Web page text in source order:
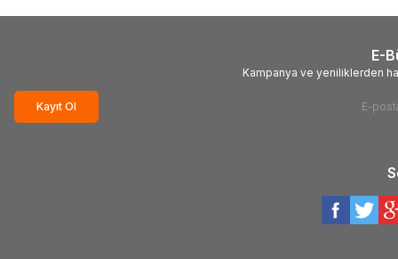
E-
Kampanya ve yeniliklerden
Kayıt Ol